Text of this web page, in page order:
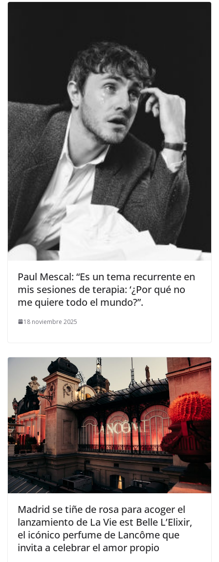
​Paul Mescal: “Es un tema recurrente en
mis sesiones de terapia: ‘¿Por qué no
me quiere todo el mundo?”.
18 noviembre 2025
​Madrid se tiñe de rosa para acoger el
lanzamiento de La Vie est Belle L’Elixir,
el icónico perfume de Lancôme que
invita a celebrar el amor propio